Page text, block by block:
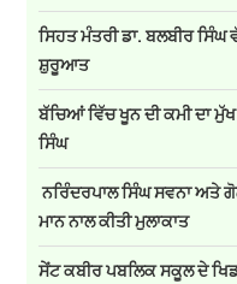
ਸਿਹਤ ਮੰਤਰੀ ਡਾ. ਬਲਬੀਰ
ਸ਼ੁਰੂਆਤ
ਬੱਚਿਆਂ ਵਿੱਚ ਖੂਨ ਦੀ ਕਮੀ ਦਾ
ਸਿੰਘ
ਨਰਿੰਦਰਪਾਲ ਸਿੰਘ ਸਵਨਾ ਅਤੇ
ਮਾਨ ਨਾਲ ਕੀਤੀ ਮੁਲਾਕਾਤ
ਸੇਂਟ ਕਬੀਰ ਪਬਲਿਕ ਸਕੂਲ ਦੇ